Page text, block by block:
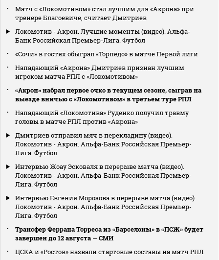
Матч с «Локомотивом» стал лучшим для «Акрона» при
тренере Благоевиче, считает Дмитриев
Локомотив - Акрон. Лучшие моменты (видео). Альфа-
Банк Российская Премьер-Лига. Футбол
«Сочи» в гостях обыграл «Торпедо» в матче Первой лиги
Нападающий «Акрона» Дмитриев признан лучшим
игроком матча РПЛ с «Локомотивом»
«Акрон» набрал первое очко в текущем сезоне, сыграв на
выезде вничью с «Локомотивом» в третьем туре РПЛ
Нападающий «Локомотива» Руденко получил травму
головы в матче РПЛ против «Акрона»
Дмитриев отправил мяч в перекладину (видео).
Локомотив - Акрон. Альфа-Банк Российская Премьер-
Лига. Футбол
Интервью Жоау Эсковаля в перерыве матча (видео).
Локомотив - Акрон. Альфа-Банк Российская Премьер-
Лига. Футбол
Интервью Евгения Морозова в перерыве матча (видео).
Локомотив - Акрон. Альфа-Банк Российская Премьер-
Лига. Футбол
Трансфер Феррана Торреса из «Барселоны» в «ПСЖ» будет
завершен до 12 августа — СМИ
ЦСКА и «Ростов» назвали стартовые составы на матч РПЛ